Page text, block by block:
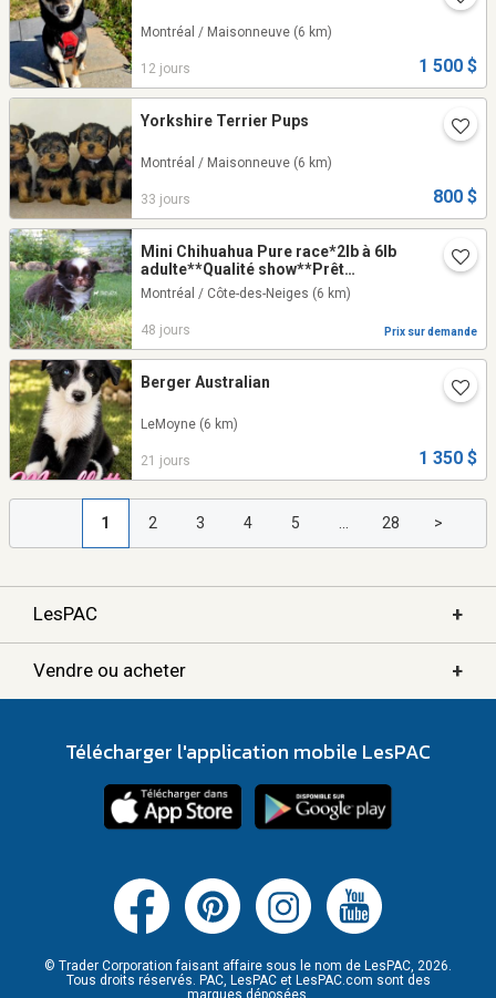
Montréal / Maisonneuve (6 km)
12 jours 1 500 $
Yorkshire Terrier Pups
Montréal / Maisonneuve (6 km)
33 jours 800 $
Mini Chihuahua Pure race*2lb à 6lb
adulte**Qualité show**Prêt
maintenant
Montréal / Côte-des-Neiges (6 km)
48 jours Prix sur demande
Berger Australian
LeMoyne (6 km)
21 jours 1 350 $
1 2 3 4 5 28 >
LesPAC +
Vendre ou acheter +
Télécharger l'application mobile LesPAC
© Trader Corporation faisant affaire sous le nom de LesPAC, 2026.
Tous droits réservés. PAC, LesPAC et LesPAC.com sont des
marques déposées.